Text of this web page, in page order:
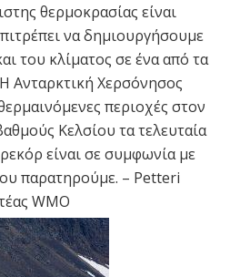
θερμοκρασίας είναι
να δημιουργήσουμε
του κλίματος σε ένα από τα
Ανταρκτική Χερσόνησος
περιοχές στον
Κελσίου τα τελευταία
είναι σε συμφωνία με
παρατηρούμε. – Petteri
WMO